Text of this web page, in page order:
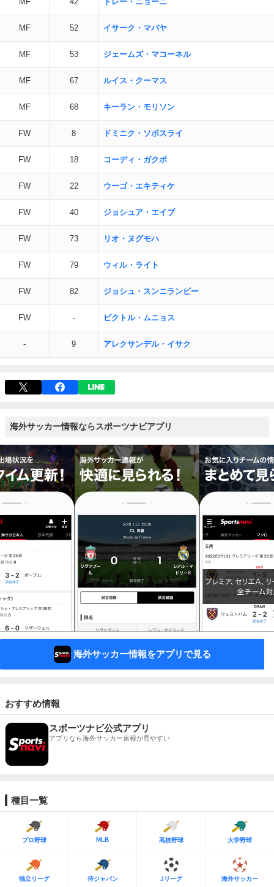
MF 52 イサーク・マバヤ
MF 53 ジェームズ・マコーネル
MF 67 ルイス・クーマス
MF 68 キーラン・モリソン
FW 8 ドミニク・ソボスライ
FW 18 コーディ・ガクポ
FW 22 ウーゴ・エキティケ
FW 40 ジョシュア・エイブ
FW 73 リオ・ヌグモハ
FW 79 ウィル・ライト
FW 82 ジョシュ・スンニランビー
FW - ビクトル・ムニョス
- 9 アレクサンデル・イサク
海外サッカー情報ならスポーツナビアプリ
海外サッカー情報をアプリで見る
おすすめ情報
スポーツナビ公式アプリ
アプリなら海外サッカー速報が見やすい
種目一覧
プロ野球 MLB 高校野球 大学野球
独立リーグ 侍ジャパン Jリーグ 海外サッカー